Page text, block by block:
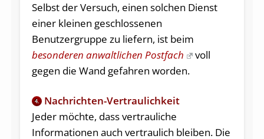
Selbst der Versuch, einen solchen Dienst
einer kleinen geschlossenen
Benutzergruppe zu liefern, ist beim
besonderen anwaltlichen Postfach
voll
gegen die Wand gefahren worden.
4.
Nachrichten-Vertraulichkeit
Jeder möchte, dass vertrauliche
Informationen auch vertraulich bleiben. Die